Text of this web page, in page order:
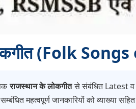
(Folk
राजस्थान के लोकगीतसे संबंधित Latest व
महत्वपूर्ण जानकारियों को व्याख्या